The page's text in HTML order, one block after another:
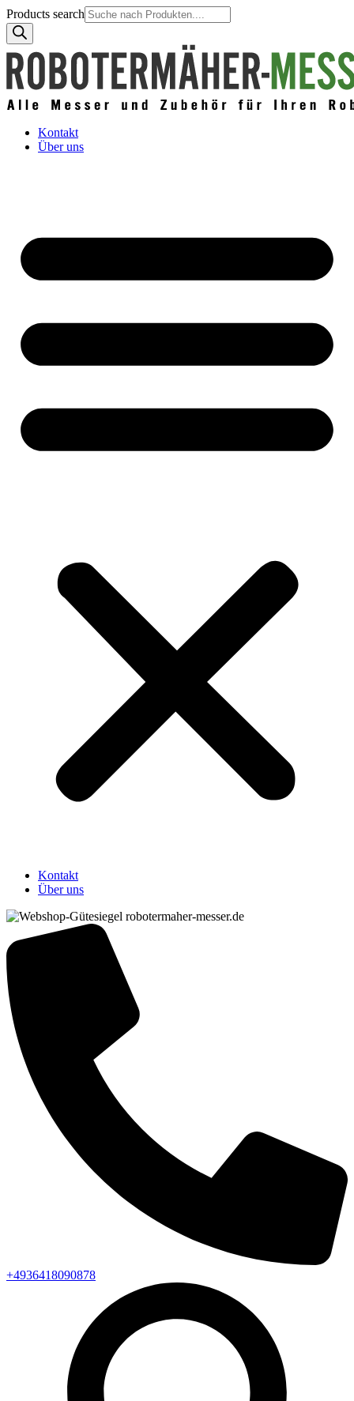
Products search
Kontakt
Über uns
Kontakt
Über uns
+4936418090878